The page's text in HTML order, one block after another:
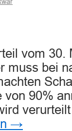
vom 30.
muss bei
von 90%
→